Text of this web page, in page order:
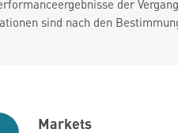
der
sind nach den
Markets